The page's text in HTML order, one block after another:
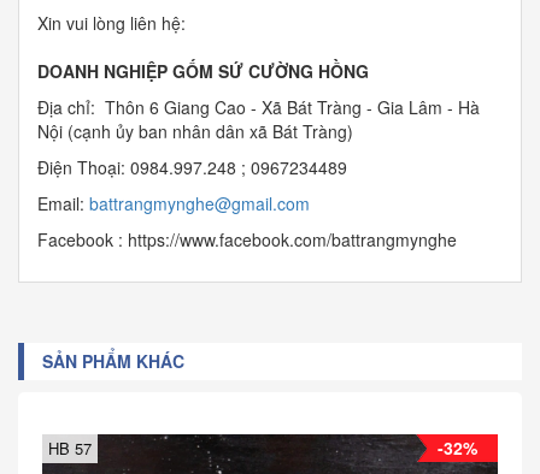
Xin vui lòng liên hệ:
DOANH NGHIỆP GỐM SỨ CƯỜNG HỒNG
Địa chỉ: Thôn 6 Giang Cao - Xã Bát Tràng - Gia Lâm - Hà
Nội (cạnh ủy ban nhân dân xã Bát Tràng)
Điện Thoại: 0984.997.248 ; 0967234489
Email: battrangmynghe@gmail.com
Facebook : https://www.facebook.com/battrangmynghe
SẢN PHẨM KHÁC
-32%
HB 57